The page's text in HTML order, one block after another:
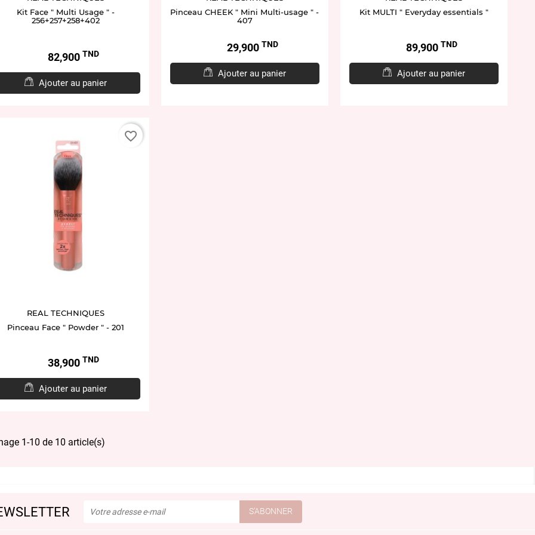
Kit Face " Multi Usage " -
256+257+258+402
Prix82,900 TND
Ajouter au panier
Pinceau CHEEK " Mini Multi-usage " -
407
Prix29,900 TND
Ajouter au panier
Kit MULTI " Everyday essentials "
Prix89,900 TND
Ajouter au panier
REAL TECHNIQUES
Pinceau Face " Powder " - 201
Prix38,900 TND
Ajouter au panier
favorite_border
1-10 de 10 article(s)